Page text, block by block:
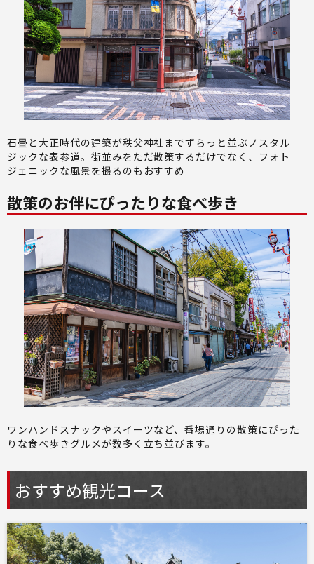
石畳と大正時代の建築が秩父神社までずらっと並ぶノスタル
ジックな表参道。街並みをただ散策するだけでなく、フォト
ジェニックな風景を撮るのもおすすめ
散策のお伴にぴったりな食べ歩き
ワンハンドスナックやスイーツなど、番場通りの散策にぴった
りな食べ歩きグルメが数多く立ち並びます。
おすすめ観光コース